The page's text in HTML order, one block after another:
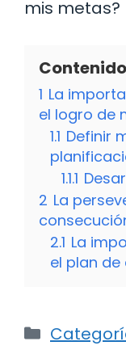
mis metas?
1 La
el logro de
1.1 Definir
1.1.1
2 La
2.1 La
el plan de